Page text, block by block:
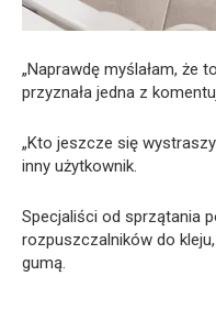
„Naprawdę myślałam, że
przyznała jedna z
„Kto jeszcze się
inny użytkownik.
Specjaliści od sprzątania
rozpuszczalników do
gumą.